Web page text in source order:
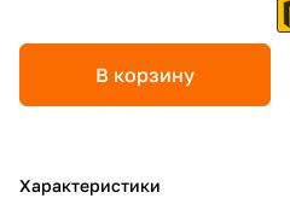
В корзину
Характеристики